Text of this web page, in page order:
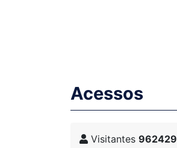
Acessos
Visitantes 962429